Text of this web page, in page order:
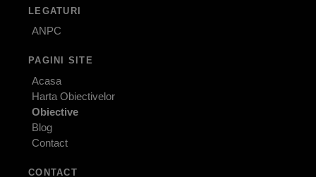
LEGATURI
ANPC
PAGINI SITE
Acasa
Harta Obiectivelor
Obiective
Blog
Contact
CONTACT